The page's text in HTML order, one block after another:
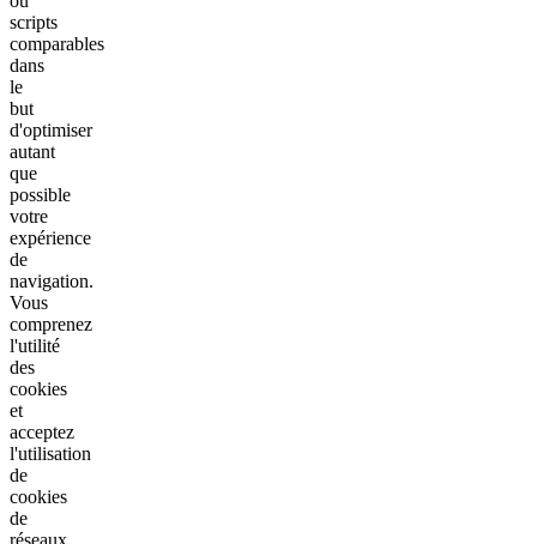
scripts
comparables
dans
le
but
d'optimiser
autant
que
possible
votre
expérience
de
navigation.
Vous
comprenez
l'utilité
des
cookies
et
acceptez
l'utilisation
de
cookies
de
réseaux